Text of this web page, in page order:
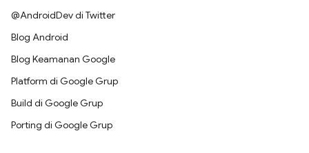
@AndroidDev di Twitter
Blog Android
Blog Keamanan Google
Platform di Google Grup
Build di Google Grup
Porting di Google Grup